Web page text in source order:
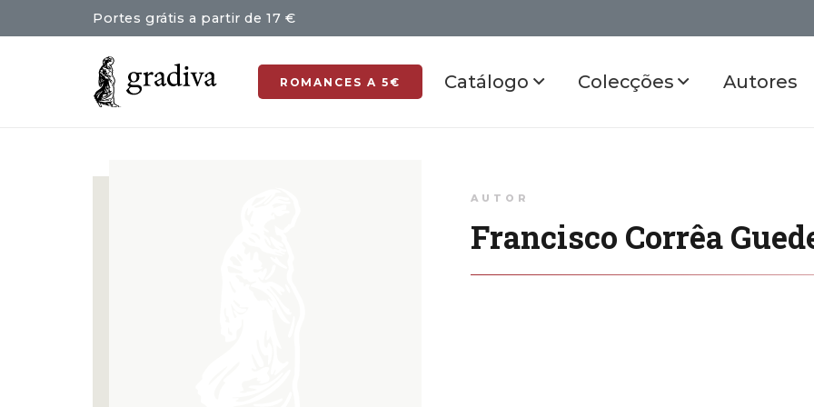
Portes grátis a partir de 17 €
ROMANCES A 5€ Catálogo Colecções Autores
AUTOR
Francisco Corrêa